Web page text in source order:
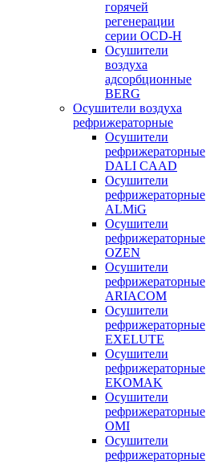
горячей
регенерации
серии OСD-H
Осушители
воздуха
адсорбционные
BERG
Осушители воздуха
рефрижераторные
Осушители
рефрижераторные
DALI CAAD
Осушители
рефрижераторные
ALMiG
Осушители
рефрижераторные
OZEN
Осушители
рефрижераторные
ARIACOM
Осушители
рефрижераторные
EXELUTE
Осушители
рефрижераторные
EKOMAK
Осушители
рефрижераторные
OMI
Осушители
рефрижераторные